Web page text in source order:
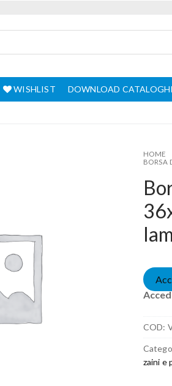
WISHLIST DOWNLOAD CATALOGHI
HOME
BORSA
COD:
zaini e